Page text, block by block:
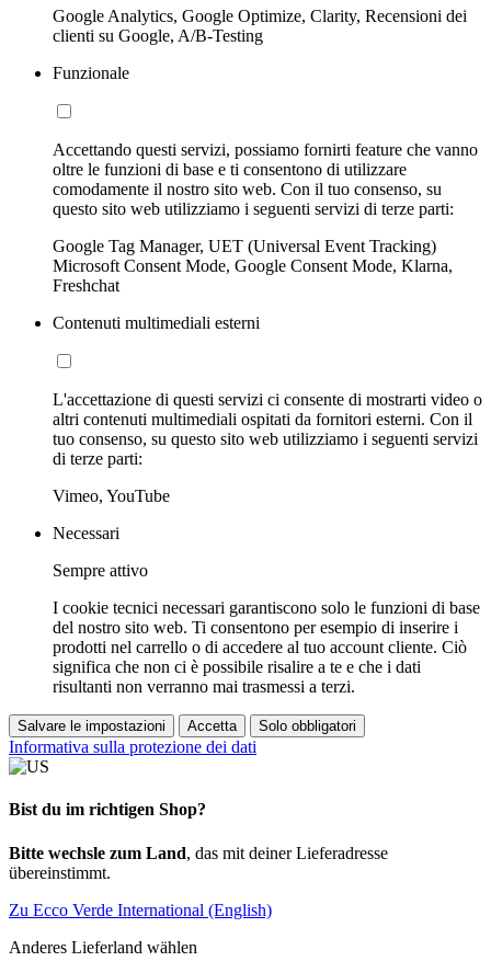
Google Analytics, Google Optimize, Clarity, Recensioni dei
clienti su Google, A/B-Testing
Funzionale
Accettando questi servizi, possiamo fornirti feature che vanno
oltre le funzioni di base e ti consentono di utilizzare
comodamente il nostro sito web. Con il tuo consenso, su
questo sito web utilizziamo i seguenti servizi di terze parti:
Google Tag Manager, UET (Universal Event Tracking)
Microsoft Consent Mode, Google Consent Mode, Klarna,
Freshchat
Contenuti multimediali esterni
L'accettazione di questi servizi ci consente di mostrarti video o
altri contenuti multimediali ospitati da fornitori esterni. Con il
tuo consenso, su questo sito web utilizziamo i seguenti servizi
di terze parti:
Vimeo, YouTube
Necessari
Sempre attivo
I cookie tecnici necessari garantiscono solo le funzioni di base
del nostro sito web. Ti consentono per esempio di inserire i
prodotti nel carrello o di accedere al tuo account cliente. Ciò
significa che non ci è possibile risalire a te e che i dati
risultanti non verranno mai trasmessi a terzi.
Salvare le impostazioni Accetta Solo obbligatori
Informativa sulla protezione dei dati
Bist du im richtigen Shop?
Bitte wechsle zum Land, das mit deiner Lieferadresse
übereinstimmt.
Zu Ecco Verde International (English)
Anderes Lieferland wählen